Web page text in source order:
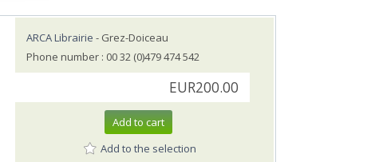
ARCA Librairie - Grez-Doiceau
Phone number : 00 32 (0)479 474 542
EUR200.00
Add to cart
Add to the selection